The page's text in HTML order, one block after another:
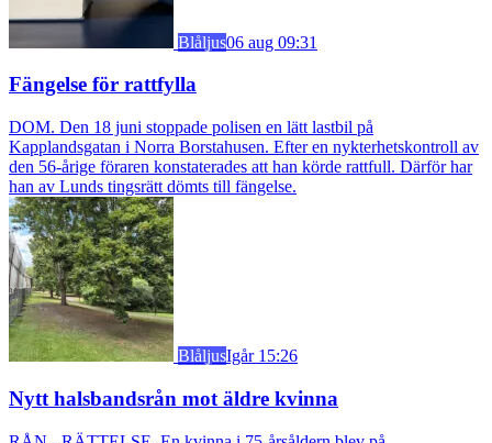
Blåljus06 aug 09:31
Fängelse för rattfylla
DOM. Den 18 juni stoppade polisen en lätt lastbil på
Kapplandsgatan i Norra Borstahusen. Efter en nykterhetskontroll av
den 56-årige föraren konstaterades att han körde rattfull. Därför har
han av Lunds tingsrätt dömts till fängelse.
BlåljusIgår 15:26
Nytt halsbandsrån mot äldre kvinna